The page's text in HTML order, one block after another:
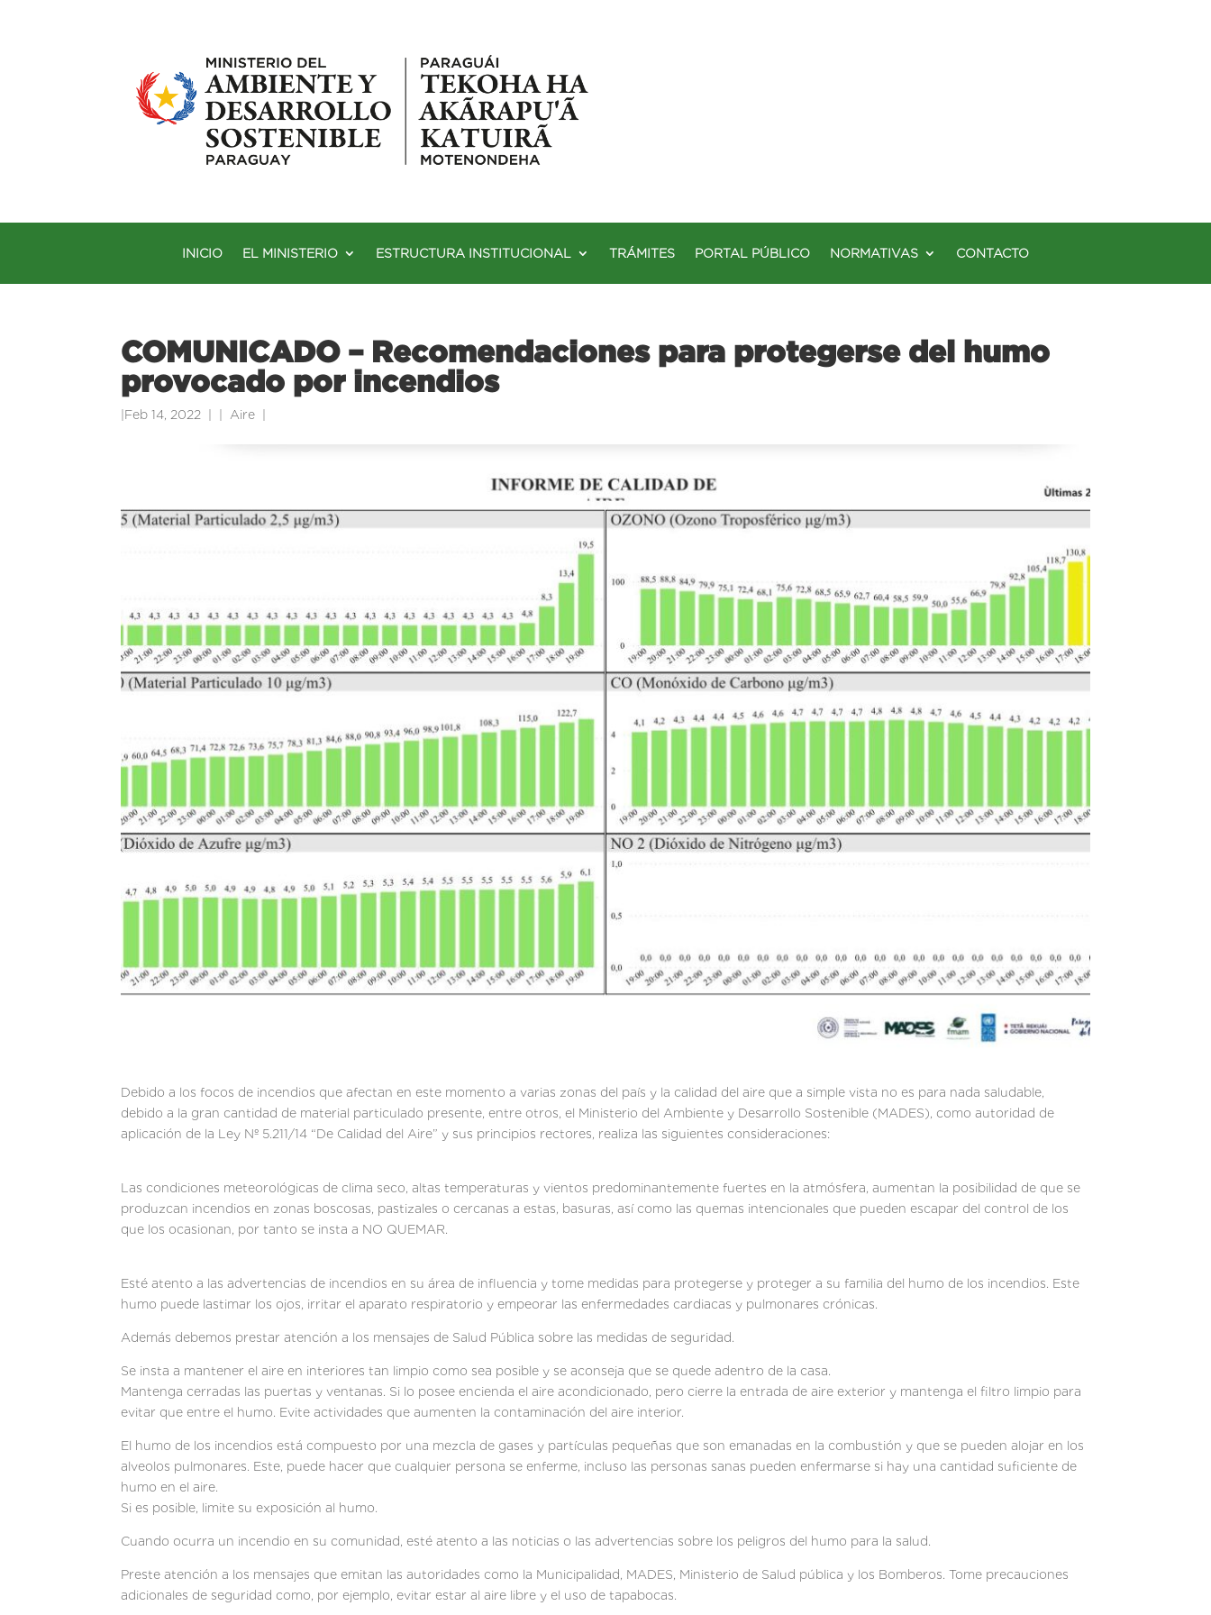
INICIO EL MINISTERIO ESTRUCTURA INSTITUCIONAL TRÁMITES PORTAL PÚBLICO NORMATIVAS CONTACTO
COMUNICADO – Recomendaciones para protegerse del humo
provocado por incendios
Feb 14, 2022 Aire
Debido a los focos de incendios que afectan en este momento a varias zonas del país y la calidad del aire que a simple vista no es para nada saludable,
debido a la gran cantidad de material particulado presente, entre otros, el Ministerio del Ambiente y Desarrollo Sostenible (MADES), como autoridad de
aplicación de la Ley Nº 5.211/14 “De Calidad del Aire” y sus principios rectores, realiza las siguientes consideraciones:
Las condiciones meteorológicas de clima seco, altas temperaturas y vientos predominantemente fuertes en la atmósfera, aumentan la posibilidad de que se
produzcan incendios en zonas boscosas, pastizales o cercanas a estas, basuras, así como las quemas intencionales que pueden escapar del control de los
que los ocasionan, por tanto se insta a NO QUEMAR.
Esté atento a las advertencias de incendios en su área de influencia y tome medidas para protegerse y proteger a su familia del humo de los incendios. Este
humo puede lastimar los ojos, irritar el aparato respiratorio y empeorar las enfermedades cardiacas y pulmonares crónicas.
Además debemos prestar atención a los mensajes de Salud Pública sobre las medidas de seguridad.
Se insta a mantener el aire en interiores tan limpio como sea posible y se aconseja que se quede adentro de la casa.
Mantenga cerradas las puertas y ventanas. Si lo posee encienda el aire acondicionado, pero cierre la entrada de aire exterior y mantenga el filtro limpio para
evitar que entre el humo. Evite actividades que aumenten la contaminación del aire interior.
El humo de los incendios está compuesto por una mezcla de gases y partículas pequeñas que son emanadas en la combustión y que se pueden alojar en los
alveolos pulmonares. Este, puede hacer que cualquier persona se enferme, incluso las personas sanas pueden enfermarse si hay una cantidad suficiente de
humo en el aire.
Si es posible, limite su exposición al humo.
Cuando ocurra un incendio en su comunidad, esté atento a las noticias o las advertencias sobre los peligros del humo para la salud.
Preste atención a los mensajes que emitan las autoridades como la Municipalidad, MADES, Ministerio de Salud pública y los Bomberos. Tome precauciones
adicionales de seguridad como, por ejemplo, evitar estar al aire libre y el uso de tapabocas.